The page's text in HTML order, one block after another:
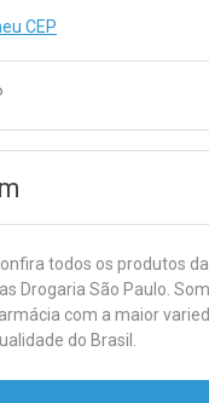
CEP
todos os produtos da
Drogaria São Paulo.
com a maior
do Brasil.